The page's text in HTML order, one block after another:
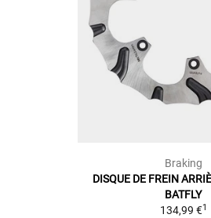
Braking
DISQUE DE FREIN
BATFLY
134,99 €1